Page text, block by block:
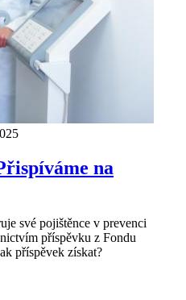
na
své pojištěnce v prevenci
příspěvku z Fondu
příspěvek získat?